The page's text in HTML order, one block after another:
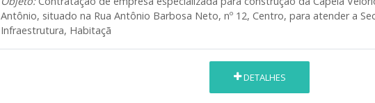
Antônio, situado na Rua Antônio Barbosa Neto, nº 12, Centro, para atender a
Infraestrutura, Habitaçã
DETALHES